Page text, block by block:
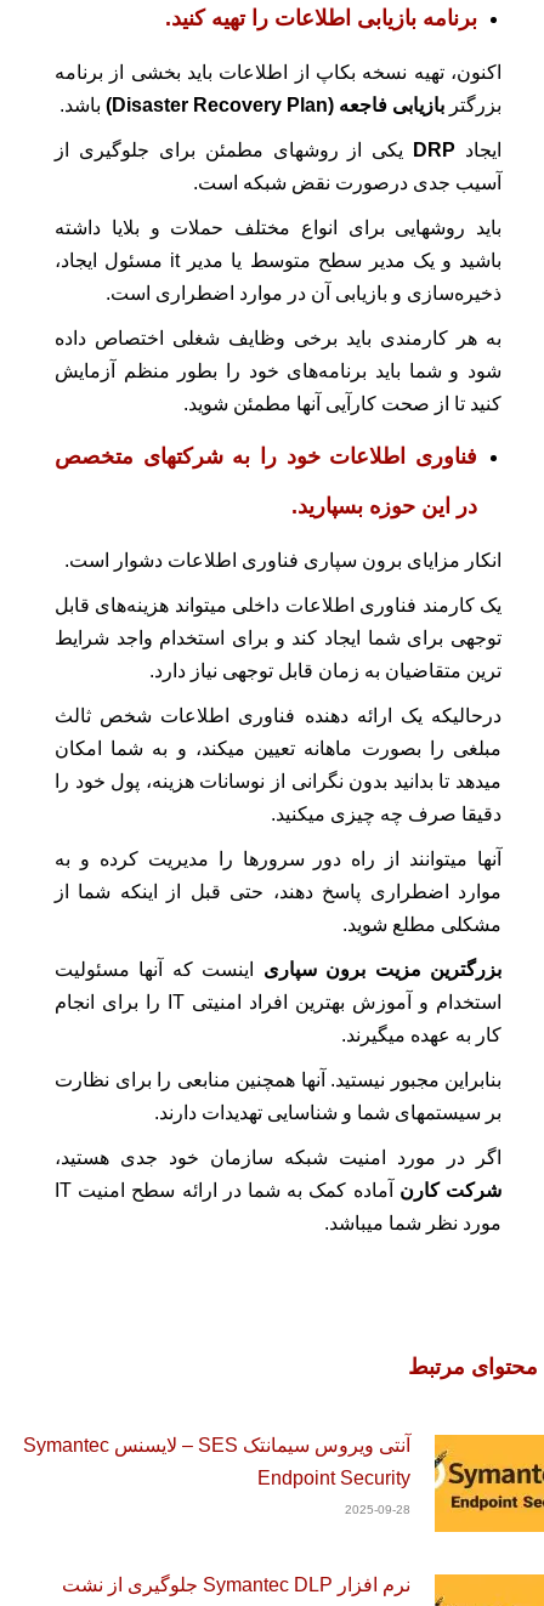
برنامه بازیابی اطلاعات را تهیه کنید.
اکنون، تهیه نسخه بکاپ از اطلاعات باید بخشی از برنامه
بزرگتر بازیابی فاجعه (Disaster Recovery Plan) باشد.
ایجاد DRP
یکی از روشهای مطمئن برای جلوگیری از
آسیب جدی درصورت نقض شبکه است.
باید روشهایی برای انواع مختلف حملات و بلایا داشته
باشید و یک مدیر سطح متوسط یا مدیر it مسئول ایجاد،
ذخیره‌سازی و بازیابی آن در موارد اضطراری است.
به هر کارمندی باید برخی وظایف شغلی اختصاص داده
شود و شما باید برنامه‌های خود را بطور منظم آزمایش
کنید تا از صحت کارآیی آنها مطمئن شوید.
فناوری اطلاعات خود را به شرکتهای متخصص
در این حوزه بسپارید.
انکار مزایای برون سپاری فناوری اطلاعات دشوار است.
یک کارمند فناوری اطلاعات داخلی میتواند هزینه‌های قابل
توجهی برای شما ایجاد کند و برای استخدام واجد شرایط
ترین متقاضیان به زمان قابل توجهی نیاز دارد.
درحالیکه یک ارائه دهنده فناوری اطلاعات شخص ثالث
مبلغی را بصورت ماهانه تعیین میکند، و به شما امکان
میدهد تا بدانید بدون نگرانی از نوسانات هزینه، پول خود را
دقیقا صرف چه چیزی میکنید.
آنها میتوانند از راه دور سرورها را مدیریت کرده و به
موارد اضطراری پاسخ دهند، حتی قبل از اینکه شما از
مشکلی مطلع شوید.
بزرگترین مزیت برون سپاری
اینست که آنها مسئولیت
استخدام و آموزش بهترین افراد امنیتی IT را برای انجام
کار به عهده میگیرند.
بنابراین مجبور نیستید. آنها همچنین منابعی را برای نظارت
بر سیستمهای شما و شناسایی تهدیدات دارند.
اگر در مورد امنیت شبکه سازمان خود جدی هستید،
شرکت کارن
آماده کمک به شما در ارائه سطح امنیت IT
مورد نظر شما میباشد.
محتوای مرتبط
آنتی ویروس سیمانتک SES – لایسنس Symantec
Endpoint Security
2025-09-28
نرم افزار Symantec DLP جلوگیری از نشت